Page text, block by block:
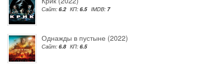
Сайт: 6.2 КП: 6.5 IMDB: 7
Однажды в пустыне (2022)
Сайт: 6.8 КП: 6.5